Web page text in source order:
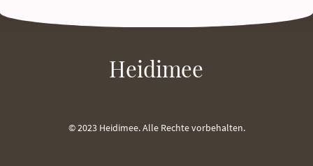
Heidimee
© 2023 Heidimee. Alle Rechte vorbehalten.